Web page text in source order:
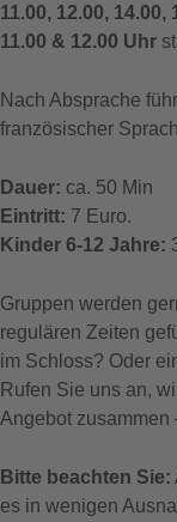
11.00, 12.00, 14.00,
11.00 & 12.00 Uhr
Nach Absprache
französischer
Dauer: ca. 50 Min
Eintritt: 7 Euro.
Kinder 6-12 Jahre:
Gruppen werden
regulären Zeiten
im Schloss? Oder
Rufen Sie uns an,
Angebot zusammen
Bitte beachten Sie:
es in wenigen